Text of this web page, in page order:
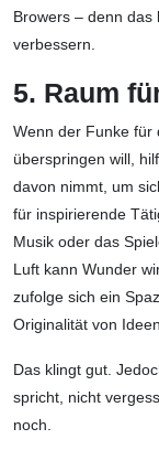
Browers – denn das
verbessern.
5. Raum
Wenn der Funke für
überspringen will,
davon nimmt, um
für inspirierende
Musik oder das
Luft kann Wunder
zufolge sich ein
Originalität von
Das klingt gut.
spricht, nicht
noch.